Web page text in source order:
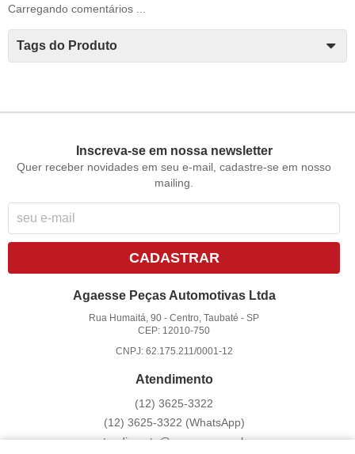
Carregando comentários ...
Tags do Produto
Inscreva-se em nossa newsletter
Quer receber novidades em seu e-mail, cadastre-se em nosso
mailing.
CADASTRAR
Agaesse Peças Automotivas Ltda
Rua Humaitá, 90 -Centro, Taubaté -SP
CEP: 12010-750
CNPJ: 62.175.211/0001-12
Atendimento
(12) 3625-3322
(12) 3625-3322 (WhatsApp)
atendimento@agaesse.com.br